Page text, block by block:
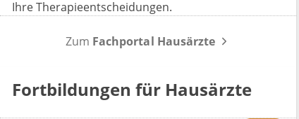
Ihre Therapieentscheidungen.
Zum Fachportal Hausärzte
Fortbildungen für Hausärzte